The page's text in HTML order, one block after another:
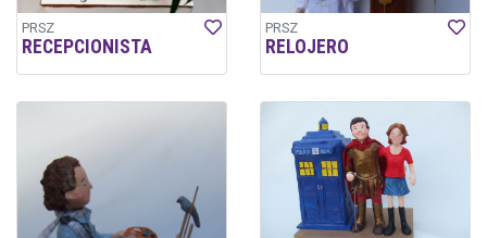
PRSZ
RECEPCIONISTA
PRSZ
RELOJERO